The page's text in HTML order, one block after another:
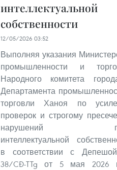
интеллектуальной
собственности
12/05/2026 03:52
Выполняя указания
промышленности и
Народного комитета
Департамента
торговли Ханоя по
проверок и строгому
нарушений
интеллектуальной
в соответствии с
38/CĐ-TTg от 5 мая 2026